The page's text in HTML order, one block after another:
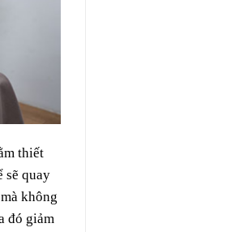
thiết
sẽ quay
không
đó giảm